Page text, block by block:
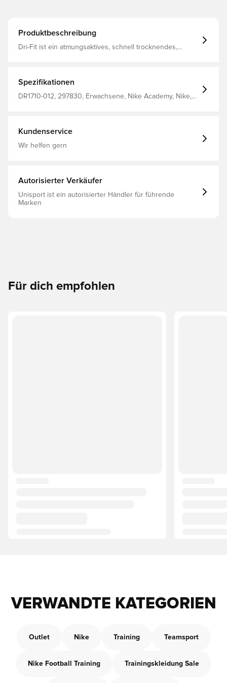
Produktbeschreibung
Dri-Fit ist ein atmungsaktives, schnell trocknendes,
persönliche Gegenstände aufbewahrt werden können
Das Mesh-Panel auf dem Streifen auf der Brust sorgt für
erhöhte Atmungsaktivität Reguläre Passform Hergestellt
Spezifikationen
DR1710-012, 297830, Erwachsene, Nike Academy, Nike,
Kundenservice
Wir helfen gern
Autorisierter Verkäufer
Unisport ist ein autorisierter Händler für führende
Marken
Für dich empfohlen
VERWANDTE KATEGORIEN
Outlet Nike Training Teamsport
Nike Football Training Trainingskleidung Sale